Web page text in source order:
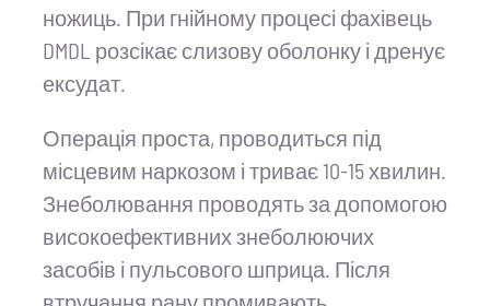
ножиць. При гнійному процесі фахівець
DMDL розсікає слизову оболонку і дренує
ексудат.
Операція проста, проводиться під
місцевим наркозом і триває 10-15 хвилин.
Знеболювання проводять за допомогою
високоефективних знеболюючих
засобів і пульсового шприца. Після